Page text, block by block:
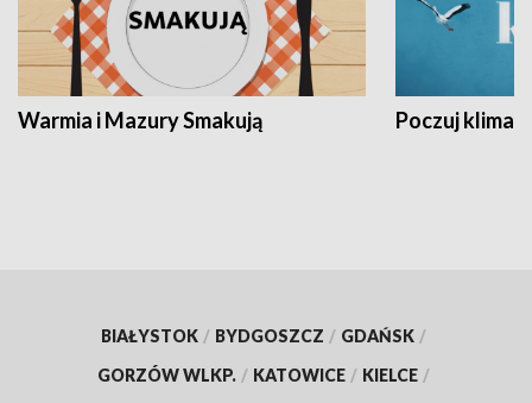
Warmia i Mazury Smakują Poczuj klimat
BIAŁYSTOK / BYDGOSZCZ / GDAŃSK /
GORZÓW WLKP. / KATOWICE / KIELCE /